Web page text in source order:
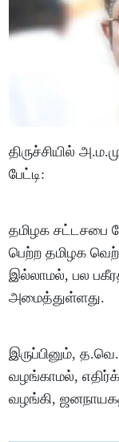
திருச்சியில்
பேட்டி:
தமிழக சட்டசபை
பெற்ற தமிழக
இல்லாமல், பல
அமைத்துள்ளது.
இருப்பினும்,
வழங்காமல்,
வழங்கி,